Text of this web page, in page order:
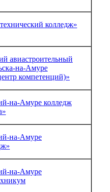
колледж»
авиастроительный
на-Амуре
компетенций)»
на-Амуре колледж
на-Амуре
на-Амуре